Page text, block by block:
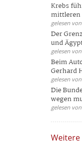
Krebs
mittleren
gelesen
Der
und
gelesen
Beim
Gerhard
gelesen
Die
wegen
gelesen